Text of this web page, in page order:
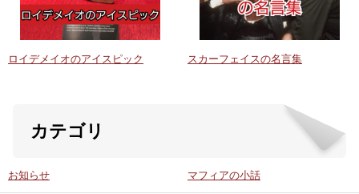
ロイデメイオのアイスピック スカーフェイスの名言集
カテゴリ
お知らせ マフィアの小話